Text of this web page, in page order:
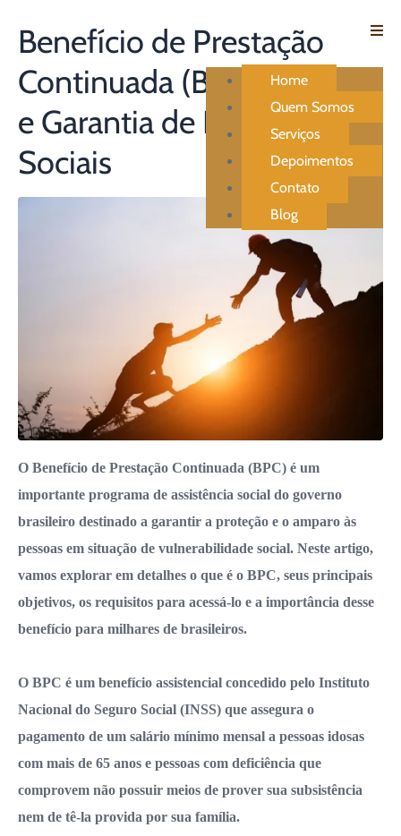
Home
Quem Somos
Serviços
Depoimentos
Contato
Blog
Benefício de Prestação
Continuada (BPC): Amparo
e Garantia de Direitos
Sociais
O Benefício de Prestação Continuada (BPC) é um
importante programa de assistência social do governo
brasileiro destinado a garantir a proteção e o amparo às
pessoas em situação de vulnerabilidade social. Neste artigo,
vamos explorar em detalhes o que é o BPC, seus principais
objetivos, os requisitos para acessá-lo e a importância desse
benefício para milhares de brasileiros.
O BPC é um benefício assistencial concedido pelo Instituto
Nacional do Seguro Social (INSS) que assegura o
pagamento de um salário mínimo mensal a pessoas idosas
com mais de 65 anos e pessoas com deficiência que
comprovem não possuir meios de prover sua subsistência
nem de tê-la provida por sua família.